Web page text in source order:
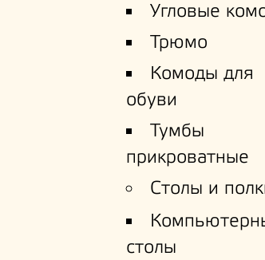
Угловые
Трюмо
Комоды для
обуви
Тумбы
прикроватные
Столы и
столы